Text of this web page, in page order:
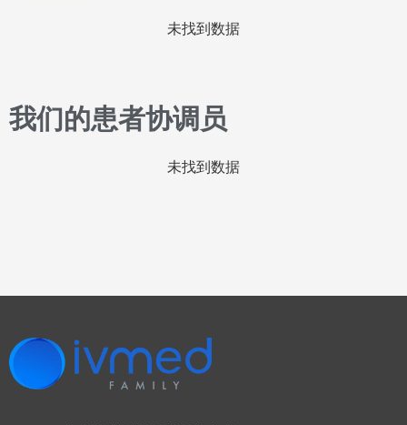
未找到数据
我们的患者协调员
未找到数据